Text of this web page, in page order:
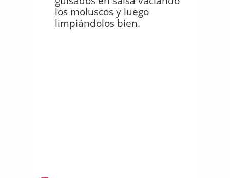
los moluscos y luego
limpiándolos bien.